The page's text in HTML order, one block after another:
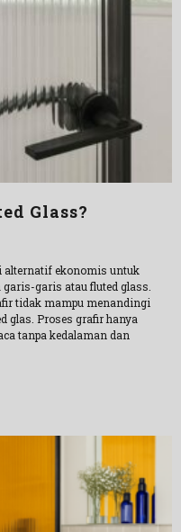
Glass?
alternatif ekonomis untuk
garis atau fluted glass.
tidak mampu menandingi
glas. Proses grafir hanya
tanpa kedalaman dan